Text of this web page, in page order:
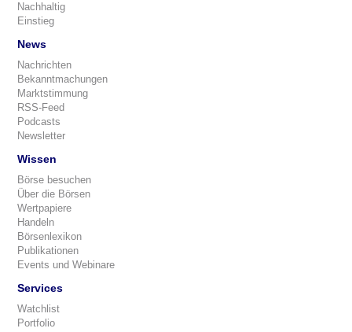
Nachhaltig
Einstieg
News
Nachrichten
Bekanntmachungen
Marktstimmung
RSS-Feed
Podcasts
Newsletter
Wissen
Börse besuchen
Über die Börsen
Wertpapiere
Handeln
Börsenlexikon
Publikationen
Events und Webinare
Services
Watchlist
Portfolio